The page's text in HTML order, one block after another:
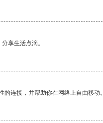
享生活点滴。
连接，并帮助你在网络上自由移动。